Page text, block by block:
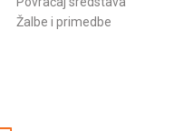
Žalbe i primedbe